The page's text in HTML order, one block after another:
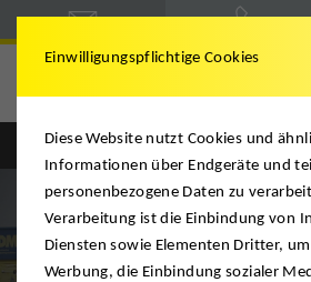
Einwilligungspflichtige Cookies
Diese Website nutzt Cookies und
Informationen über Endgeräte und
personenbezogene Daten zu
Verarbeitung ist die Einbindung von
Diensten sowie Elementen Dritter,
Werbung, die Einbindung sozialer